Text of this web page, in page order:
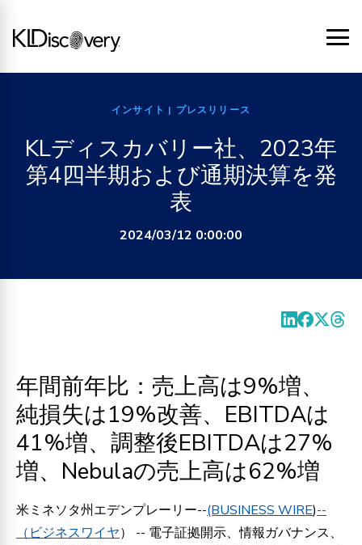
インサイト | プレスリリース
KLディスカバリー社、2023年
第4四半期および通期決算を発
表
2024/03/12 0:00:00
年間前年比：売上高は9%増、
純損失は19%改善、EBITDAは
41%増、調整後EBITDAは27%
増、Nebulaの売上高は62%増
米ミネソタ州エデンプレーリー--(BUSINESS WIRE)--
（ビジネスワイヤ） -- 電子証拠開示、情報ガバナンス、